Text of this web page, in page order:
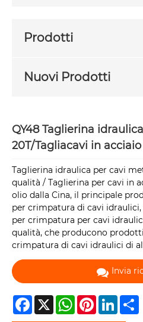
Prodotti
Nuovi Prodotti
QY48 Taglierina
20T/Tagliacavi in
Taglierina idraulica per cavi
qualità / Taglierina per cavi in
olio dalla Cina, il principale
per crimpatura di cavi
per crimpatura per cavi
qualità, che producono
crimpatura di cavi idraulici di
Invia
Facebook
X WhatsAppPinterest